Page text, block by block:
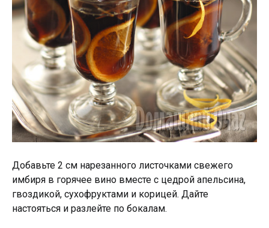
Добавьте 2 см нарезанного листочками свежего
имбиря в горячее вино вместе с цедрой апельсина,
гвоздикой, сухофруктами и корицей. Дайте
настояться и разлейте по бокалам.